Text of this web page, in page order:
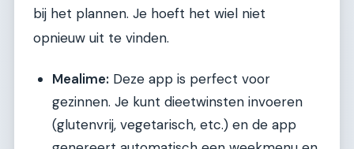
bij het plannen. Je hoeft het wiel niet
opnieuw uit te vinden.
Mealime: Deze app is perfect voor
gezinnen. Je kunt dieetwinsten invoeren
(glutenvrij, vegetarisch, etc.) en de app